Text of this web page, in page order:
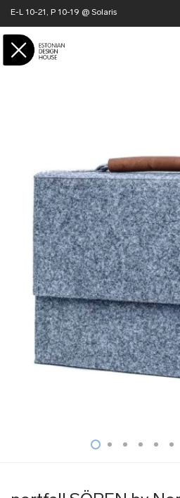
E-L 10-21, P 10-19 @ Solaris